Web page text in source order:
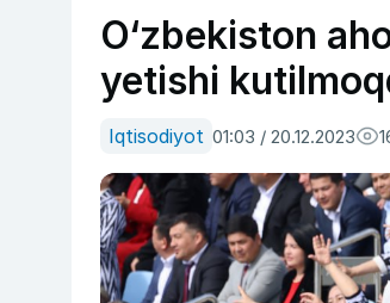
O‘zbekiston
yetishi
Iqtisodiyot 01:03 / 20.12.2023